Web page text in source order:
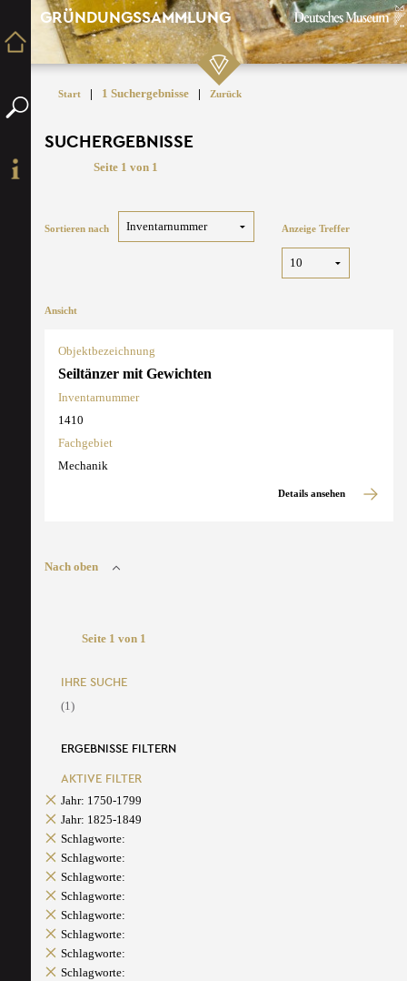
GRÜNDUNGSSAMMLUNG
Start | 1 Suchergebnisse | Zurück
SUCHERGEBNISSE
Seite 1 von 1
Sortieren nach Anzeige Treffer
Ansicht
Objektbezeichnung
Seiltänzer mit Gewichten
Inventarnummer
1410
Fachgebiet
Mechanik
Details ansehen
Nach oben
Seite 1 von 1
IHRE SUCHE
(1)
ERGEBNISSE FILTERN
AKTIVE FILTER
Jahr: 1750-1799
Jahr: 1825-1849
Schlagworte:
Schlagworte:
Schlagworte:
Schlagworte:
Schlagworte:
Schlagworte:
Schlagworte:
Schlagworte: